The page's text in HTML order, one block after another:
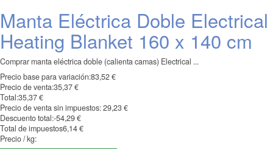
Manta Eléctrica Doble Electrical
Heating Blanket 160 x 140 cm
Comprar manta eléctrica doble (calienta camas) Electrical ...
Precio base para variación:83,52 €
Precio de venta:35,37 €
Total:35,37 €
Precio de venta sin impuestos:29,23 €
Descuento total:-54,29 €
Total de impuestos6,14 €
Precio / kg: